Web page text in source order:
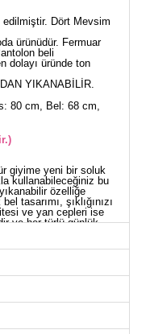
edilmiştir. Dört Mevsim
ürünüdür. Fermuar
beli
dolayı üründe ton
YIKANABİLİR.
80 cm, Bel: 68 cm,
giyime yeni bir soluk
kullanabileceğiniz bu
özelliğe
tasarımı, şıklığınızı
ve yan cepleri ise
ve her türlü günlük
Boy